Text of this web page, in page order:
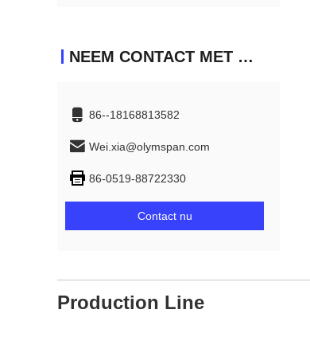
NEEM CONTACT MET ONS OP
86--18168813582
Wei.xia@olymspan.com
86-0519-88722330
Contact nu
Production Line